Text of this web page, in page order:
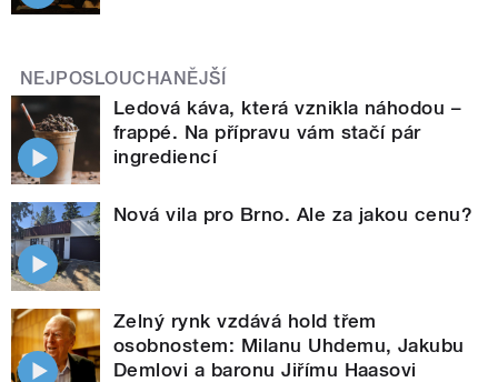
NEJPOSLOUCHANĚJŠÍ
Ledová káva, která vznikla náhodou –
frappé. Na přípravu vám stačí pár
ingrediencí
Nová vila pro Brno. Ale za jakou cenu?
Zelný rynk vzdává hold třem
osobnostem: Milanu Uhdemu, Jakubu
Demlovi a baronu Jiřímu Haasovi